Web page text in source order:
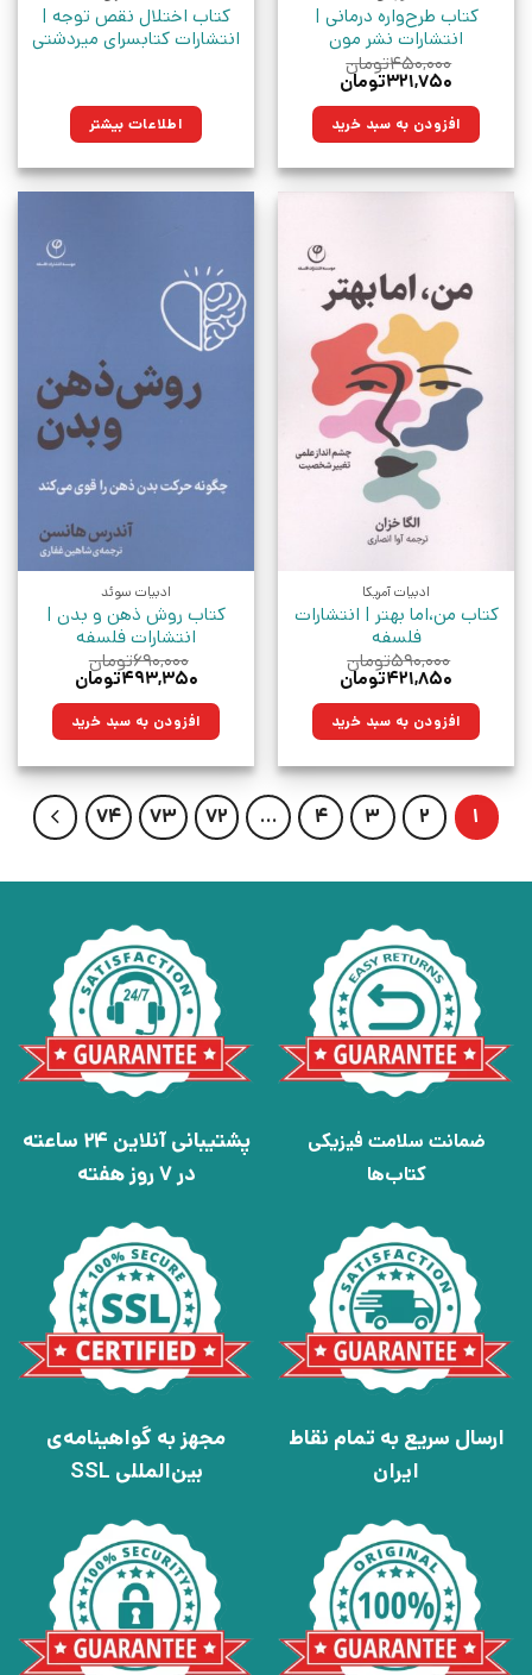
کتاب طرح‌واره درمانی |
انتشارات نشر مون
۴۵۰,۰۰۰تومان
قیمت
۴۵۰,۰۰۰تومان
بود.
۳۲۱,۷۵۰تومان
۳۲۱,۷۵۰تومان.افزودن به سبد خرید
کتاب اختلال نقص توجه |
انتشارات کتابسرای میردشتی
اطلاعات بیشتر
ادبیات آمریکا
کتاب من،اما بهتر | انتشارات
فلسفه
۵۹۰,۰۰۰تومان
قیمت
۵۹۰,۰۰۰تومان
بود.
۴۲۱,۸۵۰تومان
۴۲۱,۸۵۰تومان.افزودن به سبد خرید
ادبیات سوئد
کتاب روش ذهن و بدن |
انتشارات فلسفه
۶۹۰,۰۰۰تومان
قیمت
۶۹۰,۰۰۰تومان
بود.
۴۹۳,۳۵۰تومان
۴۹۳,۳۵۰تومان. افزودن به سبد خرید
1
2
3
4
…
72
73
74
ضمانت سلامت فیزیکی
کتاب‌ها
پشتیبانی آنلاین 24 ساعته
در 7 روز هفته
ارسال سریع به تمام نقاط
ایران
مجهز به گواهینامه‌ی
بین‌المللی SSL